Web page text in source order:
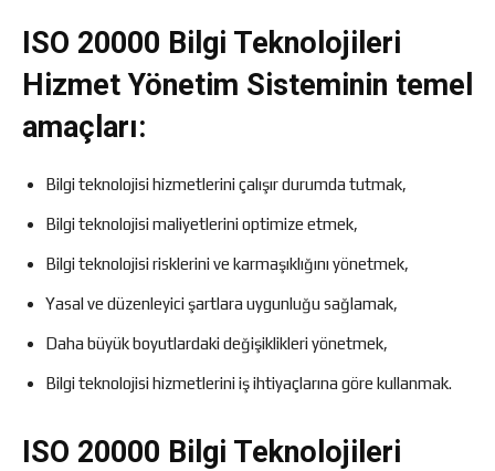
ISO 20000 Bilgi Teknolojileri
Hizmet Yönetim Sisteminin temel
amaçları:
Bilgi teknolojisi hizmetlerini çalışır durumda tutmak,
Bilgi teknolojisi maliyetlerini optimize etmek,
Bilgi teknolojisi risklerini ve karmaşıklığını yönetmek,
Yasal ve düzenleyici şartlara uygunluğu sağlamak,
Daha büyük boyutlardaki değişiklikleri yönetmek,
Bilgi teknolojisi hizmetlerini iş ihtiyaçlarına göre kullanmak.
ISO 20000 Bilgi Teknolojileri